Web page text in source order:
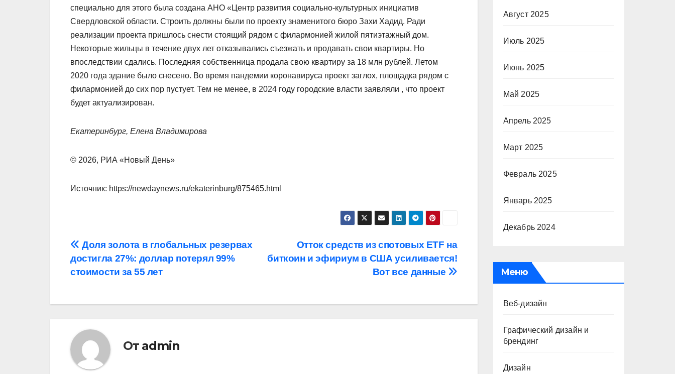
специально для этого была создана АНО «Центр развития социально-культурных инициатив
Свердловской области. Строить должны были по проекту знаменитого бюро Захи Хадид. Ради
реализации проекта пришлось снести стоящий рядом с филармонией жилой пятиэтажный дом.
Некоторые жильцы в течение двух лет отказывались съезжать и продавать свои квартиры. Но
впоследствии сдались. Последняя собственница продала свою квартиру за 18 млн рублей. Летом
2020 года здание было снесено. Во время пандемии коронавируса проект заглох, площадка рядом с
филармонией до сих пор пустует. Тем не менее, в 2024 году городские власти заявляли , что проект
будет актуализирован.
Екатеринбург, Елена Владимирова
© 2026, РИА «Новый День»
Источник: https://newdaynews.ru/ekaterinburg/875465.html
Навигация
по
Отток средств из спотовых ETF на
биткоин и эфириум в США усиливается!
Вот все данные
Доля золота в глобальных резервах
достигла 27%: доллар потерял 99%
стоимости за 55 лет
От admin
Август 2025
Июль 2025
Июнь 2025
Май 2025
Апрель 2025
Март 2025
Февраль 2025
Январь 2025
Декабрь 2024
Меню
Веб-дизайн
Графический дизайн и
брендинг
Дизайн